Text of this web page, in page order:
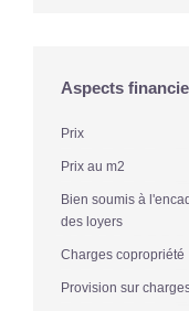
Aspects
Prix
Prix au m2
Bien soumis à
des loyers
Charges copropriété
Provision sur